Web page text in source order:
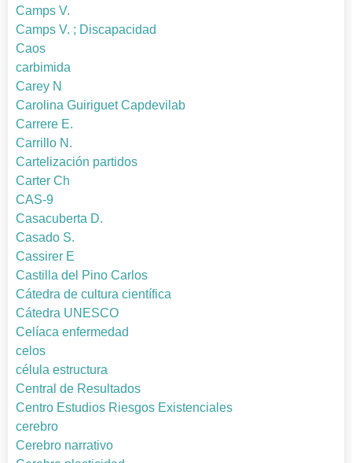
Camps V.
Camps V. ; Discapacidad
Caos
carbimida
Carey N
Carolina Guiriguet Capdevilab
Carrere E.
Carrillo N.
Cartelización partidos
Carter Ch
CAS-9
Casacuberta D.
Casado S.
Cassirer E
Castilla del Pino Carlos
Cátedra de cultura científica
Cátedra UNESCO
Celíaca enfermedad
celos
célula estructura
Central de Resultados
Centro Estudios Riesgos Existenciales
cerebro
Cerebro narrativo